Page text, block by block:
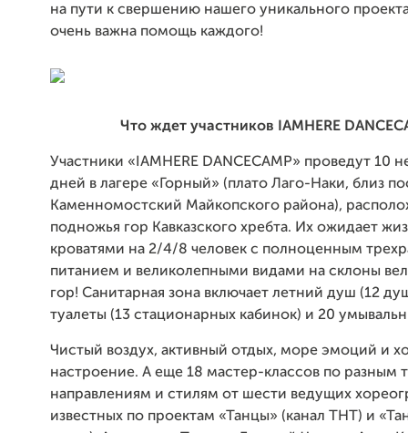
на пути к свершению нашего уникального
очень важна помощь каждого!
Что ждет участников IAMHERE
Участники «IAMHERE DANCECAMP» проведут 10
дней в лагере «Горный» (плато Лаго-Наки, близ
Каменномостский Майкопского района),
подножья гор Кавказского хребта. Их ожидает
кроватями на 2/4/8 человек с полноценным
питанием и великолепными видами на склоны
гор! Санитарная зона включает летний душ (12
туалеты (13 стационарных кабинок) и 20
Чистый воздух, активный отдых, море эмоций и
настроение. А еще 18 мастер-классов по разным
направлениям и стилям от шести ведущих
известных по проектам «Танцы» (канал ТНТ) и